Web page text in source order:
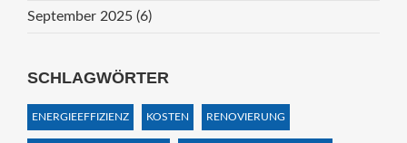
September 2025 (6)
SCHLAGWÖRTER
ENERGIEEFFIZIENZ KOSTEN RENOVIERUNG